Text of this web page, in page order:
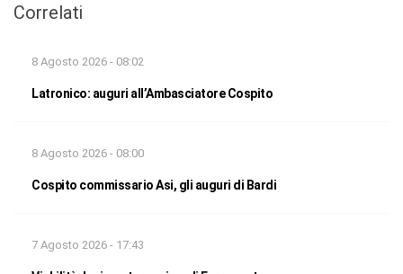
Correlati
8 Agosto 2026 - 08:02
Latronico: auguri all’Ambasciatore Cospito
8 Agosto 2026 - 08:00
Cospito commissario Asi, gli auguri di Bardi
7 Agosto 2026 - 17:43